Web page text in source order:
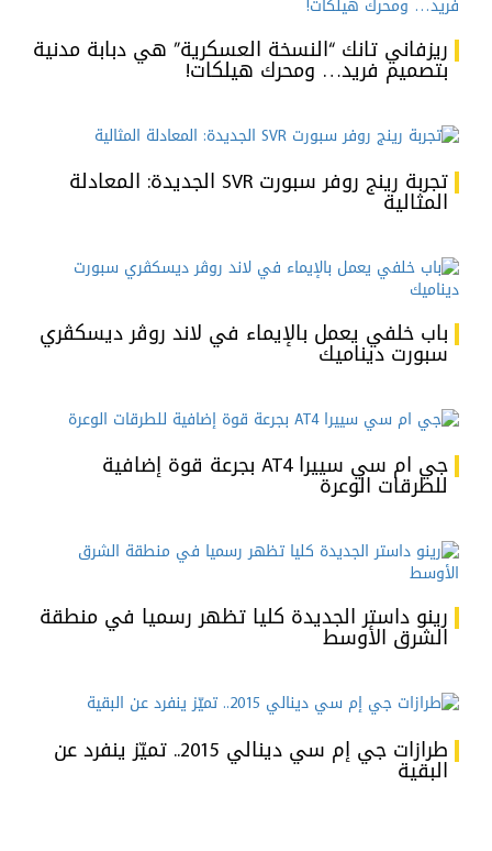
ريزفاني تانك “النسخة العسكرية” هي دبابة مدنية
بتصميم فريد… ومحرك هيلكات!
تجربة رينج روفر سبورت SVR الجديدة: المعادلة
المثالية
باب خلفي يعمل بالإيماء في لاند روڤر ديسكڤري
سبورت ديناميك
جي ام سي سييرا AT4 بجرعة قوة إضافية
للطرقات الوعرة
رينو داستر الجديدة كليا تظهر رسميا في منطقة
الشرق الأوسط
طرازات جي إم سي دينالي 2015.. تميّز ينفرد عن
البقية